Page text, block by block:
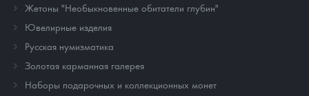
Жетоны "Необыкновенные обитатели глубин"
Ювелирные изделия
Русская нумизматика
Золотая карманная галерея
Наборы подарочных и коллекционных монет